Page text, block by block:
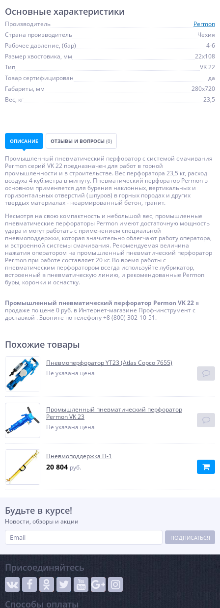
Основные характеристики
Производитель
Permon
Страна производитель
Чехия
Рабочее давление, (бар)
4-6
Размер хвостовика, мм
22x108
Тип
VK 22
Товар сертифицирован
да
Габариты, мм
280х720
Вес, кг
23,5
ОПИСАНИЕ ОТЗЫВЫ И ВОПРОСЫ (0)
Промышленный пневматический перфоратор с системой смачивания
Permon серий VK 22 предназначен для работ в горной
промышленности и в строительстве. Вес перфоратора 23,5 кг, расход
воздуха 4 куб.метра в минуту. Пневматический перфоратор Permon в
основном применяется для бурения наклонных, вертикальных и
горизонтальных отверстий (шпуров) в горных породах и других
твердых материалах - неармированный бетон, гранит.
Несмотря на свою компактность и небольшой вес, промышленные
пневматические перфораторы Permon имеют достаточную мощность
удара и могут работать с применением специальной
пневмоподдержки, которая значительно облегчают работу оператора,
и встроенной системы смачивания. Рекомендуемая величина
нажатия оператором на промышленный пневматический перфоратор
Permon при работе составляет 20 кг. Во время работы с
пневматическим перфоратором всегда используйте лубрикатор,
встроенный в пневматическую линию, и рекомендованные Permon
буры, коронки и оснастку.
Промышленный пневматический перфоратор Permon VK 22 в
продаже по цене 0 руб. в Интернет-магазине Проф-инструмент с
доставкой . Звоните по телефону +8 (800) 302-10-51.
Похожие товары
Пневмоперфоратор YT23 (Atlas Copco 7655)
Не указана цена
Промышленный пневматический перфоратор
Permon VK 23
Не указана цена
Пневмоподдержка П-1
20 804 руб.
Будьте в курсе!
Новости, обзоры и акции
ПОДПИСАТЬСЯ
Присоединяйтесь
Способы оплаты